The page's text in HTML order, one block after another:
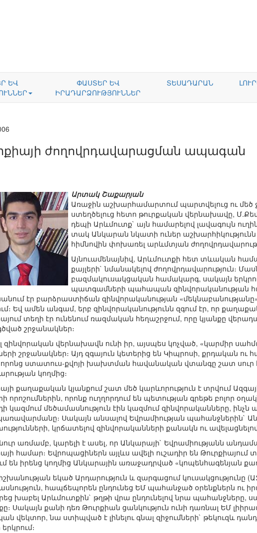
ԵՎ
ՓԱՍՏԵՐ ԵՎ
ԻՐԱԴԱՐՁՈՒԹՅՈՒՆՆԵՐ
ՏԵՍԱԴԱՐԱՆ
ժողովրդավարացման ապագան
Արտակ Շաքարյան
Առաջին աշխարհամարտում պարտվելուց ու մեծ
ստեղծելուց հետո թուրքական վերնախավը,
դեպի Արևմուտք` այն համարելով լավագույն
տակ Անկարան նկատի ուներ
հիմնովին փոխառել արևմտյան
Այնուամենայնիվ, Արևմուտքի հետ տևական
քայլերի` նմանակելով ժողովրդավարություն։
բազմակուսակցական համակարգ, սակայն
պատգամների պահապան զինվորականության
էր բարձրաստիճան զինվորականության «մեկնաբանությանը»,
Եվ ամեն անգամ, երբ զինվորականությունն զգում էր, որ
տեղի էր ունենում ռազմական հեղաշրջում, որը կյանքը
շրջանակներ։
զինվորական վերնախավն ունի իր, այսպես կոչված, «կարմիր
շրջանակներ։ Այդ զգայուն կետերից են Կիպրոսի, քրդական
որոնց ստատուս-քվոյի խախտման հավանական վտանգը շատ սուր է
կողմից։
քաղաքական կյանքում շատ մեծ կարևորություն է տրվում
որոշումներին, որոնք ուղղորդում են պետության գրեթե բոլոր
կազմում մեծամասնություն էին կազմում զինվորականները, ինչն
Սակայն անսալով Եվրամիության պահանջներին`
կրճատելով զինվորականների քանակն ու
առմամբ, կարելի է ասել, որ Անկարայի` Եվրամիությանն
համար։ Եվրոպացիներն այլևս ավելի ուշադիր են Թուրքիայում
են իրենց կողմից Անկարային առաջադրված «կոպենհագենյան
եկած Արդարություն և զարգացում
հապճեպորեն ընդունեց ԵՄ պահանջած օրենքներն ու
խաբել Արևմուտքին` թղթի վրա ընդունելով նրա պահանջները,
Սակայն քանի դեռ Թուրքիան ցանկություն ունի դառնալ ԵՄ
վեկտոր, նա ստիպված է լինելու գնալ զիջումների` թեկուզև